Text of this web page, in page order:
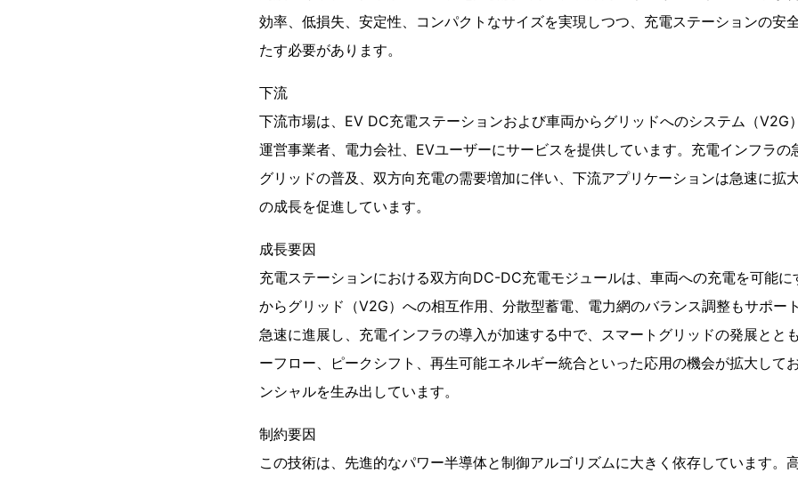
効率、低損失、安定性、コンパクトなサイズを実現しつつ、充電ステーションの安
たす必要があります。
下流
下流市場は、EV DC充電ステーションおよび車両からグリッドへのシステム（V2G
運営事業者、電力会社、EVユーザーにサービスを提供しています。充電インフラの
グリッドの普及、双方向充電の需要増加に伴い、下流アプリケーションは急速に拡
の成長を促進しています。
成長要因
充電ステーションにおける双方向DC-DC充電モジュールは、車両への充電を可能に
からグリッド（V2G）への相互作用、分散型蓄電、電力網のバランス調整もサポー
急速に進展し、充電インフラの導入が加速する中で、スマートグリッドの発展とと
ーフロー、ピークシフト、再生可能エネルギー統合といった応用の機会が拡大して
ンシャルを生み出しています。
制約要因
この技術は、先進的なパワー半導体と制御アルゴリズムに大きく依存しています。